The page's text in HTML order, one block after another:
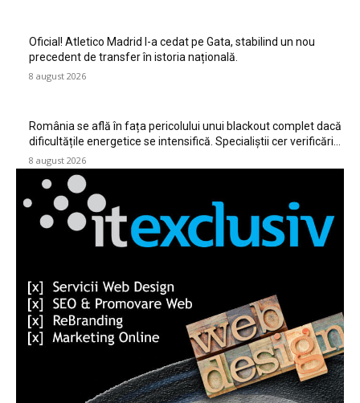
Oficial! Atletico Madrid l-a cedat pe Gata, stabilind un nou
precedent de transfer în istoria națională.
8 august 2026
România se află în fața pericolului unui blackout complet dacă
dificultățile energetice se intensifică. Specialiștii cer verificări…
8 august 2026